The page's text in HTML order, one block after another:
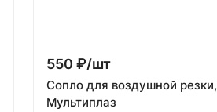
550 ₽/шт
Сопло для воздушной резки,
Мультиплаз